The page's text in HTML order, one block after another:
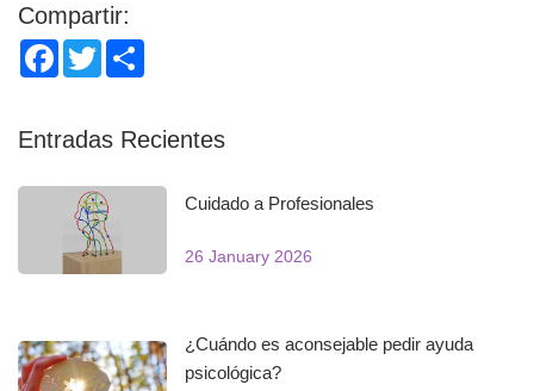
Compartir:
Facebook
Twitter
Entradas Recientes
Cuidado a Profesionales
26 January 2026
¿Cuándo es aconsejable pedir ayuda
psicológica?